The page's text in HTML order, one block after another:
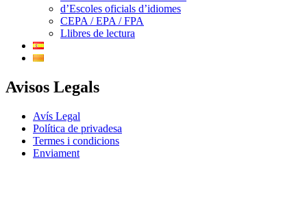
d’Escoles oficials d’idiomes
CEPA / EPA / FPA
Llibres de lectura
Avisos Legals
Avís Legal
Política de privadesa
Termes i condicions
Enviament